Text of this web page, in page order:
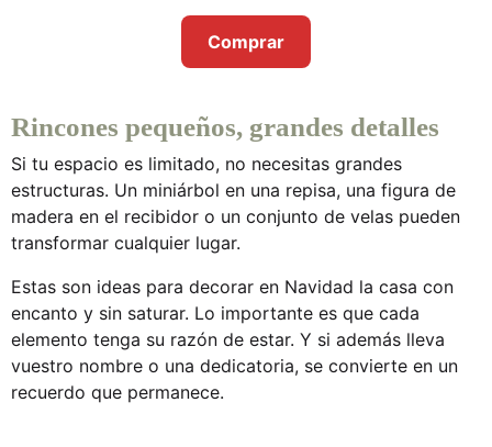
Comprar
Rincones pequeños, grandes detalles
Si tu espacio es limitado, no necesitas grandes
estructuras. Un miniárbol en una repisa, una figura de
madera en el recibidor o un conjunto de velas pueden
transformar cualquier lugar.
Estas son ideas para decorar en Navidad la casa con
encanto y sin saturar. Lo importante es que cada
elemento tenga su razón de estar. Y si además lleva
vuestro nombre o una dedicatoria, se convierte en un
recuerdo que permanece.